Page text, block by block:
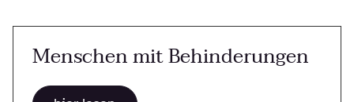
Menschen mit Behinderungen